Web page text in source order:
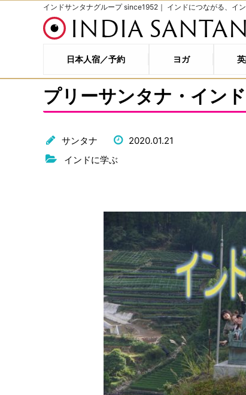
インドサンタナグループ since1952｜ インドにつながる、イ
INDIA
日本人宿／予約 ヨガ
プリーサンタナ・イン
サンタナ
2020.01.21
インドに学ぶ